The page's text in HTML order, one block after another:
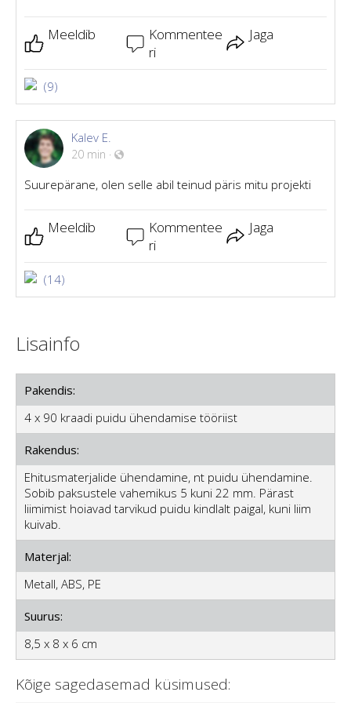
Meeldib
Kommentee
ri
Jaga
(9)
Kalev E.
20 min ·
Suurepärane, olen selle abil teinud päris mitu projekti
Meeldib
Kommentee
ri
Jaga
(14)
Lisainfo
Pakendis:
4 x 90 kraadi puidu ühendamise tööriist
Rakendus:
Ehitusmaterjalide ühendamine, nt puidu ühendamine.
Sobib paksustele vahemikus 5 kuni 22 mm. Pärast
liimimist hoiavad tarvikud puidu kindlalt paigal, kuni liim
kuivab.
Materjal:
Metall, ABS, PE
Suurus:
8,5 x 8 x 6 cm
Kõige sagedasemad küsimused: